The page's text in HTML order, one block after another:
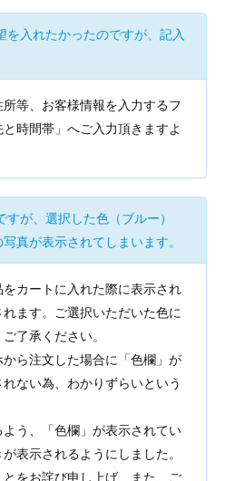
を入れたかったのですが、記入
等、お客様情報を入力するフ
時間帯」へご入力頂きますよ
が、選択した色（ブルー）
真が表示されてしまいます。
カートに入れた際に表示され
ます。ご選択いただいた色に
了承ください。
ら注文した場合に「色欄」が
ない為、わかりずらいという
う、「色欄」が表示されてい
表示されるようにしました。
をお詫び申し上げ、また、ご